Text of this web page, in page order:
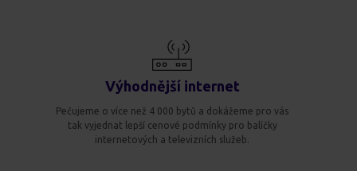
Výhodnější internet
Pečujeme o více než 4 000 bytů a dokážeme pro vás
tak vyjednat lepší cenové podmínky pro balíčky
internetových a televizních služeb.